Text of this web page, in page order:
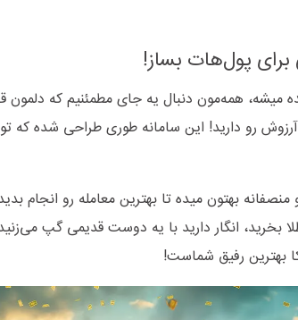
برای پول‌هات بساز!
همه‌مون دنبال یه جای مطمئنیم که دلمون
رو دارید! این سامانه طوری طراحی شده که
بهتون میده تا بهترین معامله رو انجام
بخرید، انگار دارید با یه دوست قدیمی گپ
بهترین رفیق شماست!